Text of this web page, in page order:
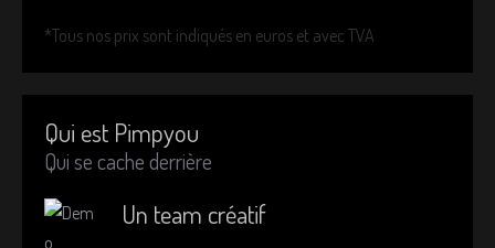
*Tous nos prix sont indiqués en euros et avec TVA
Qui est Pimpyou
Qui se cache derrière
Un team créatif